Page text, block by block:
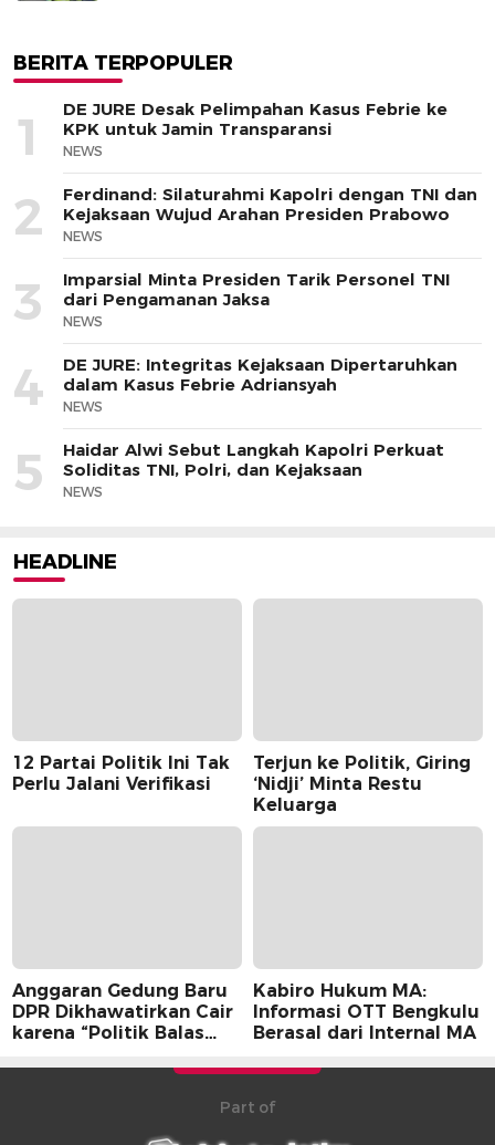
BERITA TERPOPULER
1
DE JURE Desak Pelimpahan Kasus Febrie ke
KPK untuk Jamin Transparansi
NEWS
2
Ferdinand: Silaturahmi Kapolri dengan TNI dan
Kejaksaan Wujud Arahan Presiden Prabowo
NEWS
3
Imparsial Minta Presiden Tarik Personel TNI
dari Pengamanan Jaksa
NEWS
4
DE JURE: Integritas Kejaksaan Dipertaruhkan
dalam Kasus Febrie Adriansyah
NEWS
5
Haidar Alwi Sebut Langkah Kapolri Perkuat
Soliditas TNI, Polri, dan Kejaksaan
NEWS
HEADLINE
12 Partai Politik Ini Tak
Perlu Jalani Verifikasi
Terjun ke Politik, Giring
‘Nidji’ Minta Restu
Keluarga
Anggaran Gedung Baru
DPR Dikhawatirkan Cair
karena “Politik Balas
Kabiro Hukum MA:
Informasi OTT Bengkulu
Berasal dari Internal MA
Part of